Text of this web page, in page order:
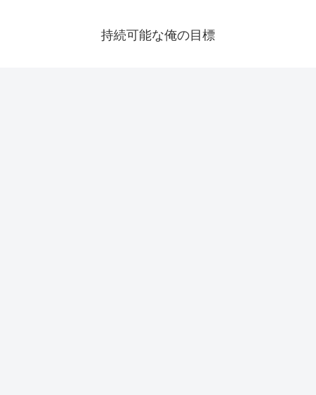
持続可能な俺の目標